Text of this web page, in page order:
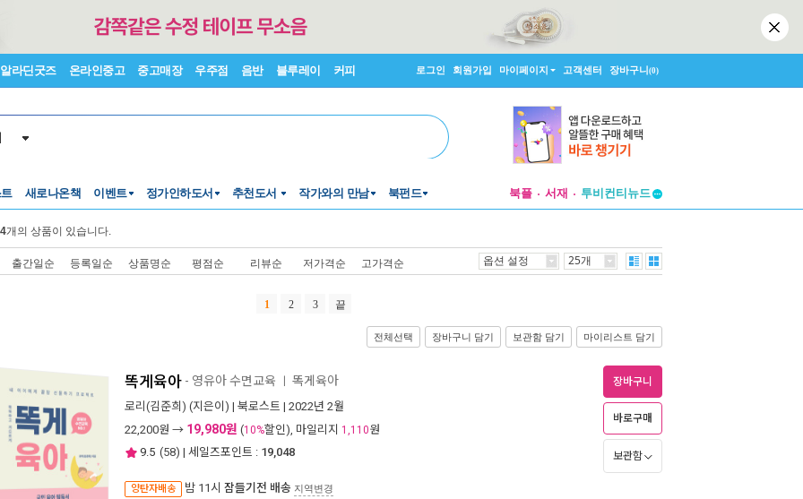
알라딘굿즈 온라인중고 중고매장 우주점 음반 블루레이 커피 로그인 회원가입 마이페이지 고객센터 장바구니(0)
새로나온책 이벤트 정가인하도서 추천도서 작가와의 만남 북펀드 북플 서재
창작플랫폼
개의 상품이 있습니다.
출간일순 등록일순 상품명순 평점순 리뷰순 저가격순 고가격순 옵션 설정 25개
1 2 3 끝
전체선택 장바구니 담기 보관함 담기 마이리스트 담기
똑게육아 - 영유아 수면교육 똑게육아
로리(김준희) (지은이) | 북로스트 | 2022년 2월
22,200원 → 19,980원 (10%할인), 마일리지 1,110원
9.5 (58) | 세일즈포인트 : 19,048
양탄자배송 밤 11시 잠들기전 배송 지역변경
장바구니
바로구매
보관함